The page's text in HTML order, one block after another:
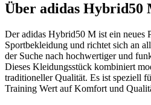
Über adidas Hybrid50
Der adidas Hybrid50 M ist ein neues
Sportbekleidung und richtet sich an
der Suche nach hochwertiger und
Dieses Kleidungsstück kombiniert
traditioneller Qualität. Es ist speziell
Training Wert auf Komfort und